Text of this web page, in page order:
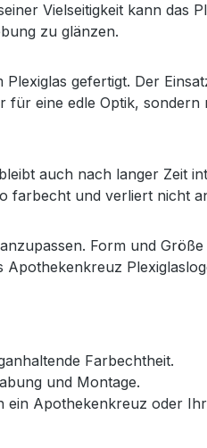
Vielseitigkeit kann das
zu glänzen.
gefertigt. Der
eine edle Optik,
auch nach langer
farbecht und verliert nicht
Form und
Farbechtheit.
und Montage.
ein Apothekenkreuz oder